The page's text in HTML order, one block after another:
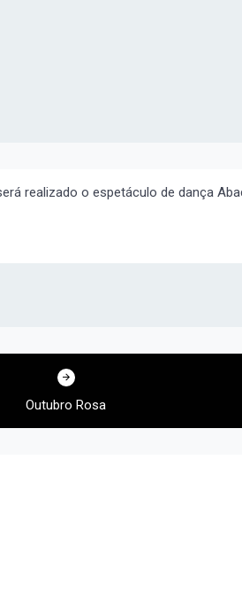
realizado o espetáculo de dança
Outubro Rosa